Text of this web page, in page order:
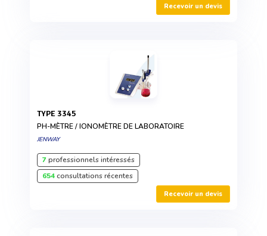
Recevoir un devis
TYPE 3345
PH-MÈTRE / IONOMÈTRE DE LABORATOIRE
JENWAY
7professionnels intéressés
654consultations récentes
Recevoir un devis